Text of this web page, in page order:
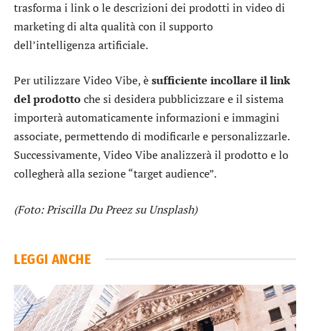
trasforma i link o le descrizioni dei prodotti in video di
marketing di alta qualità con il supporto
dell’intelligenza artificiale.
Per utilizzare Video Vibe, èsufficiente incollare il link
del prodotto che si desidera pubblicizzare e il sistema
importerà automaticamente informazioni e immagini
associate, permettendo di modificarle e personalizzarle.
Successivamente, Video Vibe analizzerà il prodotto e lo
collegherà alla sezione “target audience”.
(Foto: Priscilla Du Preez su Unsplash)
LEGGI ANCHE